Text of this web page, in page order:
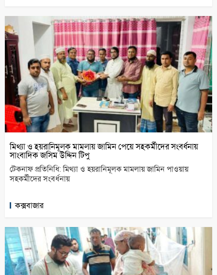
মিথ্যা ও হয়রানিমূলক মামলায় জামিন পেয়ে সহকর্মীদের সংবর্ধনায়
সাংবাদিক জসিম উদ্দিন টিপু
টেকনাফ প্রতিনিধি: মিথ্যা ও হয়রানিমূলক মামলায় জামিন পাওয়ায়
সহকর্মীদের সংবর্ধনায়
কক্সবাজার